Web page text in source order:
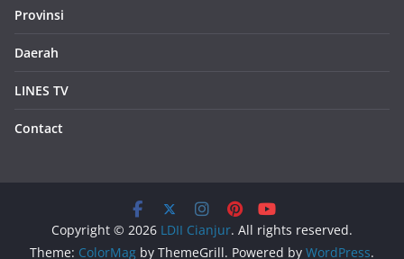
Provinsi
Daerah
LINES TV
Contact
Copyright © 2026 LDII Cianjur. All rights reserved.
Theme: ColorMag by ThemeGrill. Powered by WordPress.